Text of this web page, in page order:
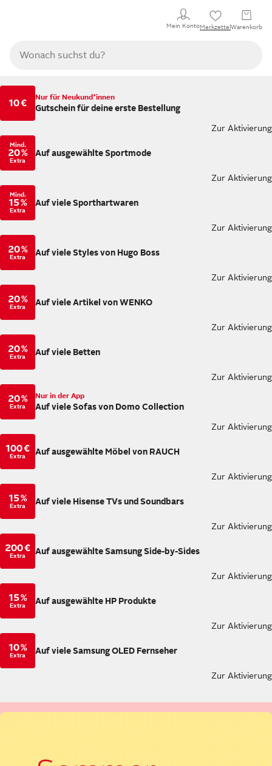
Mein KontoMerkzettel Warenkorb
10 €
Nur für Neukund*innen
Gutschein für deine erste Bestellung
Zur Aktivierung
Mind.
20 %
Extra
Auf ausgewählte Sportmode
Zur Aktivierung
Mind.
15 %
Extra
Auf viele Sporthartwaren
Zur Aktivierung
20 %
Extra Auf viele Styles von Hugo Boss
Zur Aktivierung
20 %
Extra Auf viele Artikel von WENKO
Zur Aktivierung
20 %
Extra Auf viele Betten
Zur Aktivierung
20 %
Extra
Nur in der App
Auf viele Sofas von Domo Collection
Zur Aktivierung
100 €
Extra Auf ausgewählte Möbel von RAUCH
Zur Aktivierung
15 %
Extra Auf viele Hisense TVs und Soundbars
Zur Aktivierung
200 €
Extra Auf ausgewählte Samsung Side-by-Sides
Zur Aktivierung
15 %
Extra Auf ausgewählte HP Produkte
Zur Aktivierung
10 %
Extra Auf viele Samsung OLED Fernseher
Zur Aktivierung